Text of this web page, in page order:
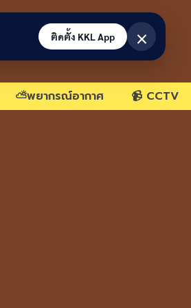
⛅พยากรณ์อากาศ 📹 CCTV
ติดตั้ง KKL App ×